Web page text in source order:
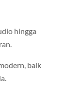
hingga
baik